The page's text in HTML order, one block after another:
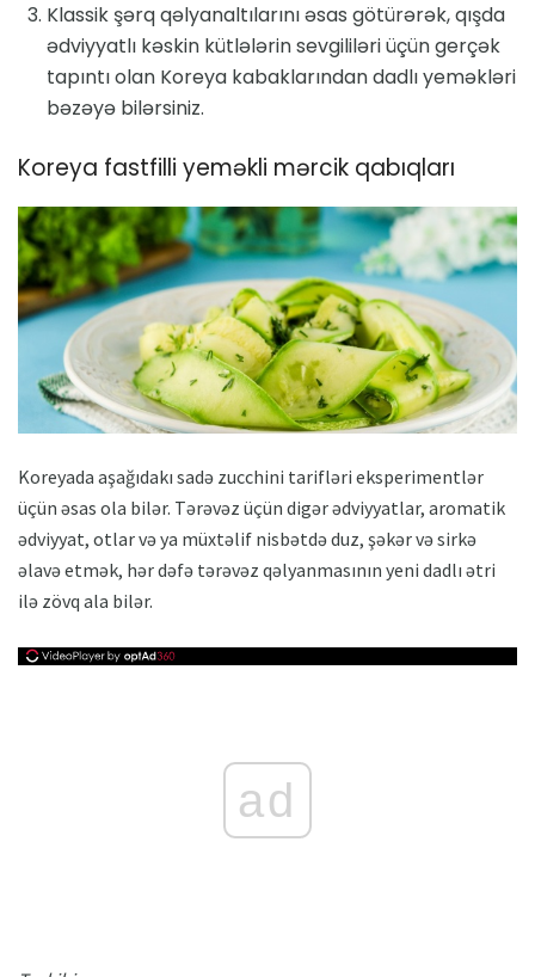
Klassik şərq qəlyanaltılarını əsas götürərək, qışda
ədviyyatlı kəskin kütlələrin sevgililəri üçün gerçək
tapıntı olan Koreya kabaklarından dadlı yeməkləri
bəzəyə bilərsiniz.
Koreya fastfilli yeməkli mərcik qabıqları
Koreyada aşağıdakı sadə zucchini tarifləri eksperimentlər
üçün əsas ola bilər. Tərəvəz üçün digər ədviyyatlar, aromatik
ədviyyat, otlar və ya müxtəlif nisbətdə duz, şəkər və sirkə
əlavə etmək, hər dəfə tərəvəz qəlyanmasının yeni dadlı ətri
ilə zövq ala bilər.
ad